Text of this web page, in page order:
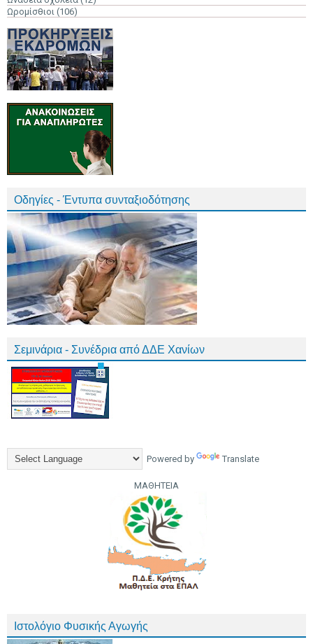
Ωρομίσθιοι (106)
Οδηγίες - Έντυπα συνταξιοδότησης
Σεμινάρια - Συνέδρια από ΔΔΕ Χανίων
Powered by Translate
ΜΑΘΗΤΕΙΑ
Ιστολόγιο Φυσικής Αγωγής